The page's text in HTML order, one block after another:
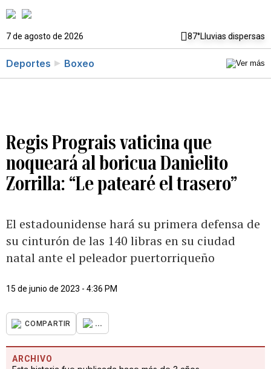
7 de agosto de 2026 87°Lluvias dispersas
Deportes Boxeo
Regis Prograis vaticina que
noqueará al boricua Danielito
Zorrilla: “Le patearé el trasero”
El estadounidense hará su primera defensa de
su cinturón de las 140 libras en su ciudad
natal ante el peleador puertorriqueño
15 de junio de 2023 - 4:36 PM
COMPARTIR ...
ARCHIVO